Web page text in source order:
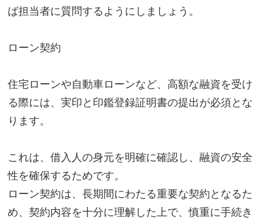
ば担当者に質問するようにしましょう。
ローン契約
住宅ローンや自動車ローンなど、高額な融資を受け
る際には、実印と印鑑登録証明書の提出が必須とな
ります。
これは、借入人の身元を明確に確認し、融資の安全
性を確保するためです。
ローン契約は、長期間にわたる重要な契約となるた
め、契約内容を十分に理解した上で、慎重に手続き